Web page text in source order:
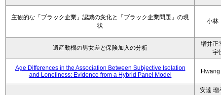
主観的な「ブラック企業」認識の変化と「ブラック企業問題」の現
状
小
遺産動機の男女差と保険加入の分析
増井正
宇
Age Differences in the Association Between Subjective Isolation
and Loneliness: Evidence from a Hybrid Panel Model
安達 瑠